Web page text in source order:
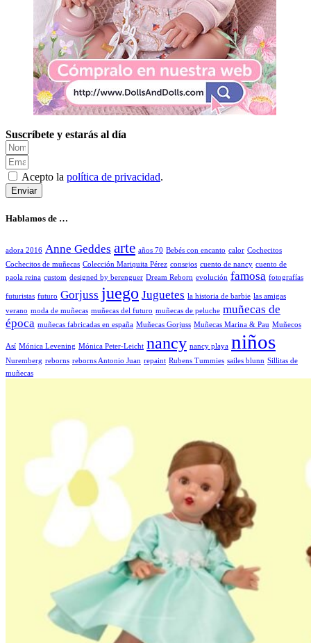
Suscríbete y estarás al día
Acepto la política de privacidad.
Enviar
Hablamos de …
adora 2016 Anne Geddes arte años 70 Bebés con encanto calor Cochecitos
Cochecitos de muñecas Colección Mariquita Pérez consejos cuento de nancy cuento de
paola reina custom designed by berenguer Dream Reborn evolución famosa fotografías
futuristas futuro Gorjuss juego Juguetes la historia de barbie las amigas
verano moda de muñecas muñecas del futuro muñecas de peluche muñecas de
época muñecas fabricadas en españa Muñecas Gorjuss Muñecas Marina & Pau Muñecos
Así Mónica Levening Mónica Peter-Leicht nancy nancy playa niños
Nuremberg reborns reborns Antonio Juan repaint Rubens Tummies sailes blunn Sillitas de
muñecas